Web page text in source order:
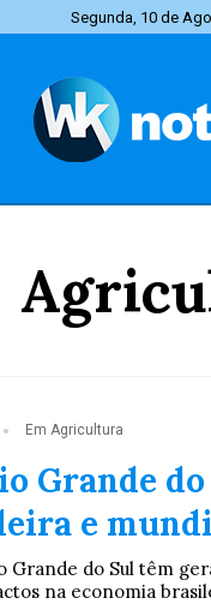
Segunda, 10 de
Em Agricultura
Grande
e
Grande do Sul têm
na economia